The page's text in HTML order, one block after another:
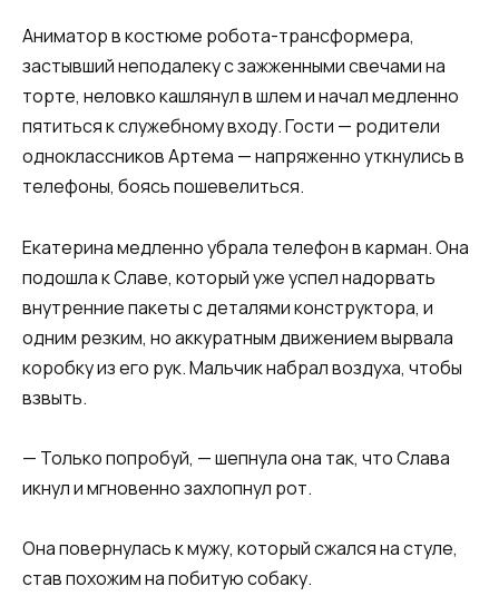
Аниматор в костюме робота-трансформера,
застывший неподалеку с зажженными свечами на
торте, неловко кашлянул в шлем и начал медленно
пятиться к служебному входу. Гости — родители
одноклассников Артема — напряженно уткнулись в
телефоны, боясь пошевелиться.
Екатерина медленно убрала телефон в карман. Она
подошла к Славе, который уже успел надорвать
внутренние пакеты с деталями конструктора, и
одним резким, но аккуратным движением вырвала
коробку из его рук. Мальчик набрал воздуха, чтобы
взвыть.
— Только попробуй, — шепнула она так, что Слава
икнул и мгновенно захлопнул рот.
Она повернулась к мужу, который сжался на стуле,
став похожим на побитую собаку.